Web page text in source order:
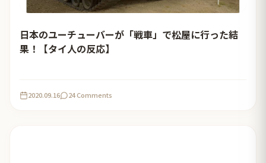
日本のユーチューバーが「戦車」で松屋に行った結
果！【タイ人の反応】
2020.09.16 24 Comments